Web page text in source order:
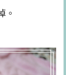
。